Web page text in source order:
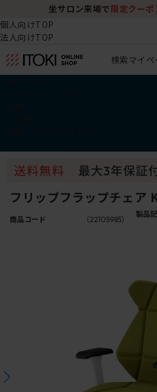
坐サロン来場で 限定クーポ
個人向けTOP
法人向けTOP
検索マイペ
フリップフラップチェア
商品コード （22105985）
製品